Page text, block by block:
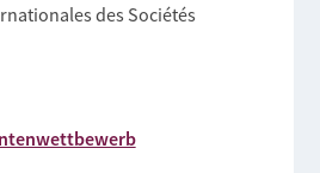
des Sociétés